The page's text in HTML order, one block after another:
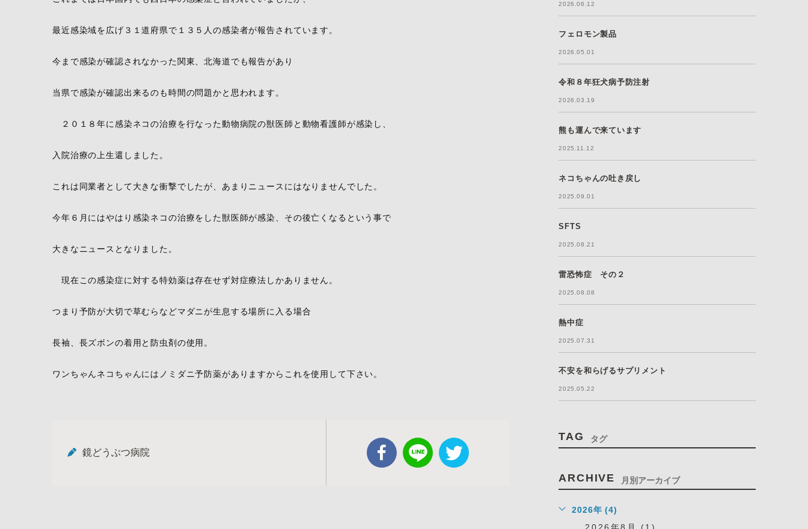
最近感染域を広げ３１道府県で１３５人の感染者が報告されています。
今まで感染が確認されなかった関東、北海道でも報告があり
当県で感染が確認出来るのも時間の問題かと思われます。
２０１８年に感染ネコの治療を行なった動物病院の獣医師と動物看護師が感染し、
入院治療の上生還しました。
これは同業者として大きな衝撃でしたが、あまりニュースにはなりませんでした。
今年６月にはやはり感染ネコの治療をした獣医師が感染、その後亡くなるという事で
大きなニュースとなりました。
現在この感染症に対する特効薬は存在せず対症療法しかありません。
つまり予防が大切で草むらなどマダニが生息する場所に入る場合
長袖、長ズボンの着用と防虫剤の使用。
ワンちゃんネコちゃんにはノミダニ予防薬がありますからこれを使用して下さい。
鏡どうぶつ病院
2026.06.12
フェロモン製品
2026.05.01
令和８年狂犬病予防注射
2026.03.19
熊も運んで来ています
2025.11.12
ネコちゃんの吐き戻し
2025.09.01
SFTS
2025.08.21
雷恐怖症 その２
2025.08.08
熱中症
2025.07.31
不安を和らげるサプリメント
2025.05.22
TAG タグ
ARCHIVE 月別アーカイブ
2026年 (4)